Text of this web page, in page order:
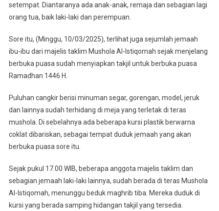
setempat. Diantaranya ada anak-anak, remaja dan sebagian lagi
orang tua, baik laki-laki dan perempuan.
Sore itu, (Minggu, 10/03/2025), terlihat juga sejumlah jemaah
ibu-ibu dari majelis taklim Mushola Al-Istiqomah sejak menjelang
berbuka puasa sudah menyiapkan takjil untuk berbuka puasa
Ramadhan 1446 H.
Puluhan cangkir berisi minuman segar, gorengan, model, jeruk
dan lainnya sudah terhidang di meja yang terletak di teras
mushola. Di sebelahnya ada beberapa kursi plastik berwarna
coklat dibariskan, sebagai tempat duduk jemaah yang akan
berbuka puasa sore itu.
Sejak pukul 17.00 WIB, beberapa anggota majelis taklim dan
sebagian jemaah laki-laki lainnya, sudah berada di teras Mushola
Al-Istiqomah, menunggu beduk maghrib tiba. Mereka duduk di
kursi yang berada samping hidangan takjil yang tersedia.